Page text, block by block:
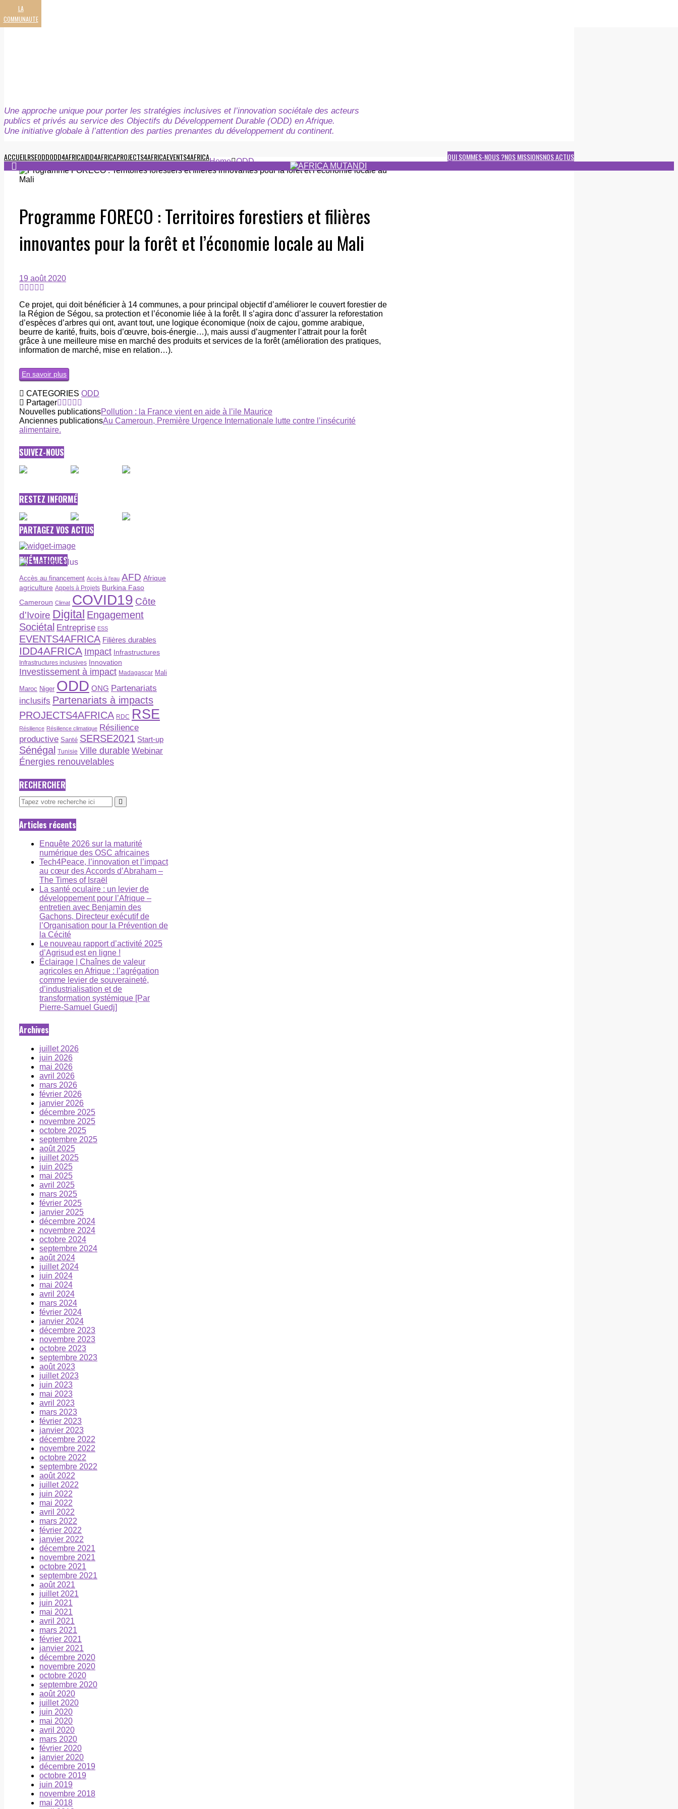
LA
COMMUNAUTE
Une approche unique pour porter les stratégies inclusives et l’innovation sociétale des acteurs
publics et privés au service des Objectifs du Développement Durable (ODD) en Afrique.
Une initiative globale à l’attention des parties prenantes du développement du continent.
ACCUEILRSEODDODD4AFRICAIDD4AFRICAPROJECTS4AFRICAEVENTS4AFRICA NOS ACTUS
NOS MISSIONS
QUI SOMMES-NOUS ?
Home ODD
Programme FORECO : Territoires forestiers et filières
innovantes pour la forêt et l’économie locale au Mali
19 août 2020
Ce projet, qui doit bénéficier à 14 communes, a pour principal objectif d’améliorer le couvert forestier de
la Région de Ségou, sa protection et l’économie liée à la forêt. Il s’agira donc d’assurer la reforestation
d’espèces d’arbres qui ont, avant tout, une logique économique (noix de cajou, gomme arabique,
beurre de karité, fruits, bois d’œuvre, bois-énergie…), mais aussi d’augmenter l’attrait pour la forêt
grâce à une meilleure mise en marché des produits et services de la forêt (amélioration des pratiques,
information de marché, mise en relation…).
En savoir plus
CATEGORIES ODD
Partager
Nouvelles publicationsPollution : la France vient en aide à l’ile Maurice
Anciennes publicationsAu Cameroun, Première Urgence Internationale lutte contre l’insécurité
alimentaire.
SUIVEZ-NOUS
RESTEZ INFORMÉ
PARTAGEZ VOS ACTUS
THÉMATIQUES
Accès au financement Accès à l’eau AFD Afrique
agriculture Appels à Projets Burkina Faso
Cameroun Climat COVID19 Côte
d'Ivoire Digital Engagement
Sociétal Entreprise ESS
EVENTS4AFRICA Filières durables
IDD4AFRICA Impact Infrastructures
Infrastructures inclusives Innovation
Investissement à impact Madagascar Mali
Maroc Niger ODD ONG Partenariats
inclusifs Partenariats à impacts
PROJECTS4AFRICA RDC RSE
Résilience Résilience climatique Résilience
productive Santé SERSE2021 Start-up
Sénégal Tunisie Ville durable Webinar
Énergies renouvelables
RECHERCHER
Articles récents
Enquête 2026 sur la maturité
numérique des OSC africaines
Tech4Peace, l’innovation et l’impact
au cœur des Accords d’Abraham –
The Times of Israël
La santé oculaire : un levier de
développement pour l’Afrique –
entretien avec Benjamin des
Gachons, Directeur exécutif de
l’Organisation pour la Prévention de
la Cécité
Le nouveau rapport d’activité 2025
d’Agrisud est en ligne !
Éclairage | Chaînes de valeur
agricoles en Afrique : l’agrégation
comme levier de souveraineté,
d’industrialisation et de
transformation systémique [Par
Pierre-Samuel Guedj]
Archives
juillet 2026
juin 2026
mai 2026
avril 2026
mars 2026
février 2026
janvier 2026
décembre 2025
novembre 2025
octobre 2025
septembre 2025
août 2025
juillet 2025
juin 2025
mai 2025
avril 2025
mars 2025
février 2025
janvier 2025
décembre 2024
novembre 2024
octobre 2024
septembre 2024
août 2024
juillet 2024
juin 2024
mai 2024
avril 2024
mars 2024
février 2024
janvier 2024
décembre 2023
novembre 2023
octobre 2023
septembre 2023
août 2023
juillet 2023
juin 2023
mai 2023
avril 2023
mars 2023
février 2023
janvier 2023
décembre 2022
novembre 2022
octobre 2022
septembre 2022
août 2022
juillet 2022
juin 2022
mai 2022
avril 2022
mars 2022
février 2022
janvier 2022
décembre 2021
novembre 2021
octobre 2021
septembre 2021
août 2021
juillet 2021
juin 2021
mai 2021
avril 2021
mars 2021
février 2021
janvier 2021
décembre 2020
novembre 2020
octobre 2020
septembre 2020
août 2020
juillet 2020
juin 2020
mai 2020
avril 2020
mars 2020
février 2020
janvier 2020
décembre 2019
octobre 2019
juin 2019
novembre 2018
mai 2018